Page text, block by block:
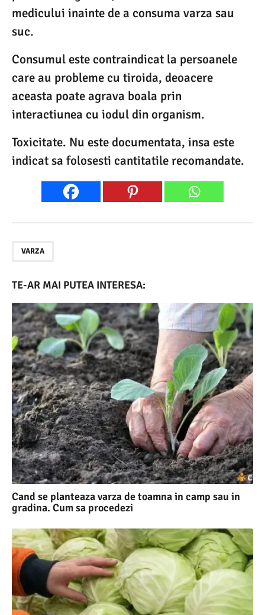
medicului inainte de a consuma varza sau
suc.
Consumul este contraindicat la persoanele
care au probleme cu tiroida, deoacere
aceasta poate agrava boala prin
interactiunea cu iodul din organism.
Toxicitate. Nu este documentata, insa este
indicat sa folosesti cantitatile recomandate.
VARZA
TE-AR MAI PUTEA INTERESA:
Cand se planteaza varza de toamna in camp sau in
gradina. Cum sa procedezi